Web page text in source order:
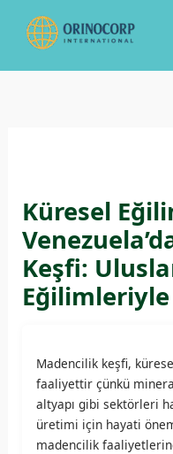
Küresel
Keşfi:
Eğilimleriyle
Madencilik keşfi,
faaliyettir çünkü
altyapı gibi sektörleri
üretimi için hayati
madencilik